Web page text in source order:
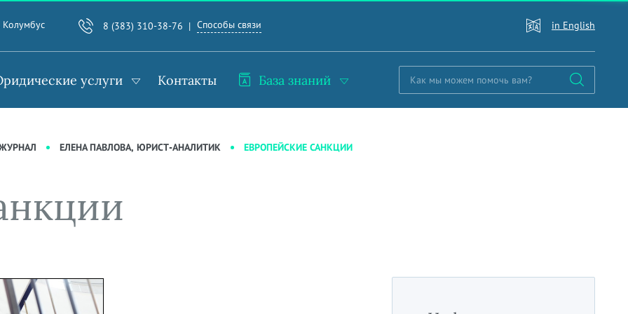
Колумбус 8 (383) 310-38-76 Способы связи in English
услуги Контакты База знаний
ЕЛЕНА ПАВЛОВА, ЮРИСТ-АНАЛИТИК ЕВРОПЕЙСКИЕ САНКЦИИ